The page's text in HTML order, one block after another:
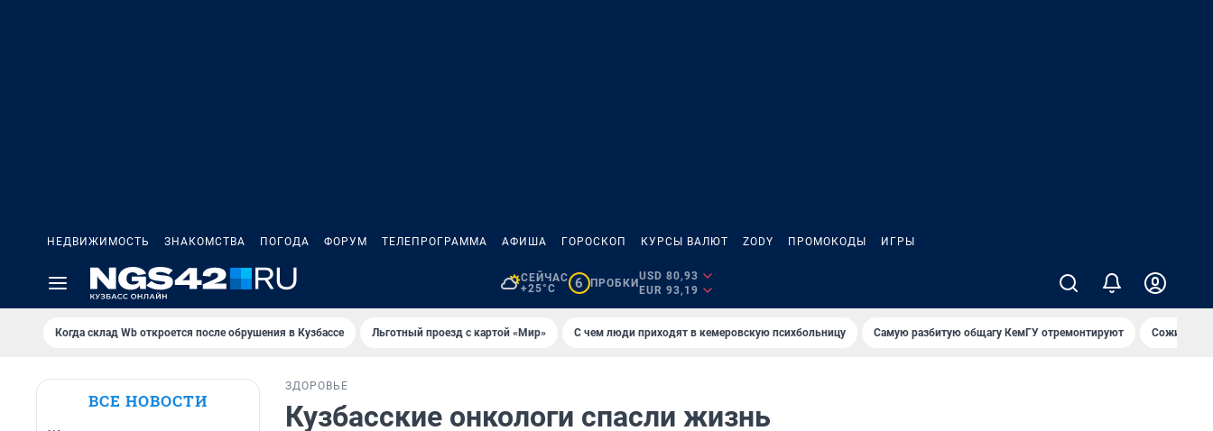
НЕДВИЖИМОСТЬ ЗНАКОМСТВА ПОГОДА ФОРУМ ТЕЛЕПРОГРАММА АФИША ГОРОСКОП КУРСЫ ВАЛЮТ ZODY ПРОМОКОДЫ ИГРЫ
СЕЙЧАС
+25°C
6 ПРОБКИ
USD 80,93
EUR 93,19
Когда склад Wb откроется после обрушения в Кузбассе Льготный проезд с картой «Мир» С чем люди приходят в кемеровскую психбольницу Самую разбитую общагу КемГУ отремонтируют
ВСЕ НОВОСТИ
ЗДОРОВЬЕ
Кузбасские онкологи спасли жизнь